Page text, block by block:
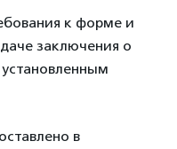
к форме и
заключения о
в